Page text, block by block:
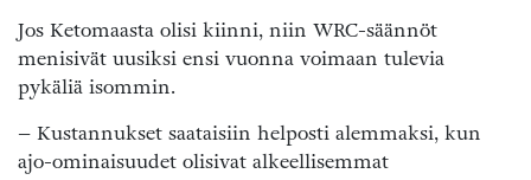
Jos Ketomaasta olisi kiinni, niin WRC-säännöt
menisivät uusiksi ensi vuonna voimaan tulevia
pykäliä isommin.
– Kustannukset saataisiin helposti alemmaksi, kun
ajo-ominaisuudet olisivat alkeellisemmat